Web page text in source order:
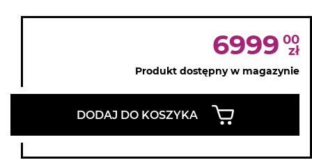
6999 00
zł
Produkt dostępny w magazynie
DODAJ DO KOSZYKA